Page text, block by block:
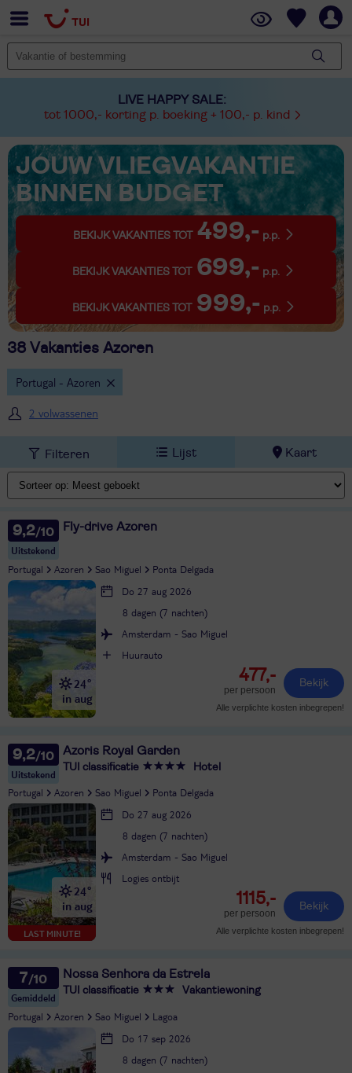
LIVE HAPPY SALE:
tot 1000,- korting p. boeking + 100,- p. kind
JOUW VLIEGVAKANTIE
BINNEN BUDGET
BEKIJK VAKANTIES TOT 499,- p.p.
BEKIJK VAKANTIES TOT 699,- p.p.
BEKIJK VAKANTIES TOT 999,- p.p.
38 Vakanties Azoren
Portugal - Azoren
2 volwassenen
Filteren Lijst Kaart
9,2
Uitstekend
Fly-drive Azoren
Portugal Azoren Sao Miguel Ponta Delgada
24°
in aug
Do 27 aug 2026
8 dagen (7 nachten)
Amsterdam - Sao Miguel
Huurauto
477,-
per persoon
Bekijk
Alle verplichte kosten inbegrepen!
9,2
Uitstekend
Azoris Royal Garden
TUI classificatie Hotel
Portugal Azoren Sao Miguel Ponta Delgada
LAST MINUTE!
24°
in aug
Do 27 aug 2026
8 dagen (7 nachten)
Amsterdam - Sao Miguel
Logies ontbijt
1115,-
per persoon
Bekijk
Alle verplichte kosten inbegrepen!
7
Gemiddeld
Nossa Senhora da Estrela
TUI classificatie Vakantiewoning
Portugal Azoren Sao Miguel Lagoa
Do 17 sep 2026
8 dagen (7 nachten)